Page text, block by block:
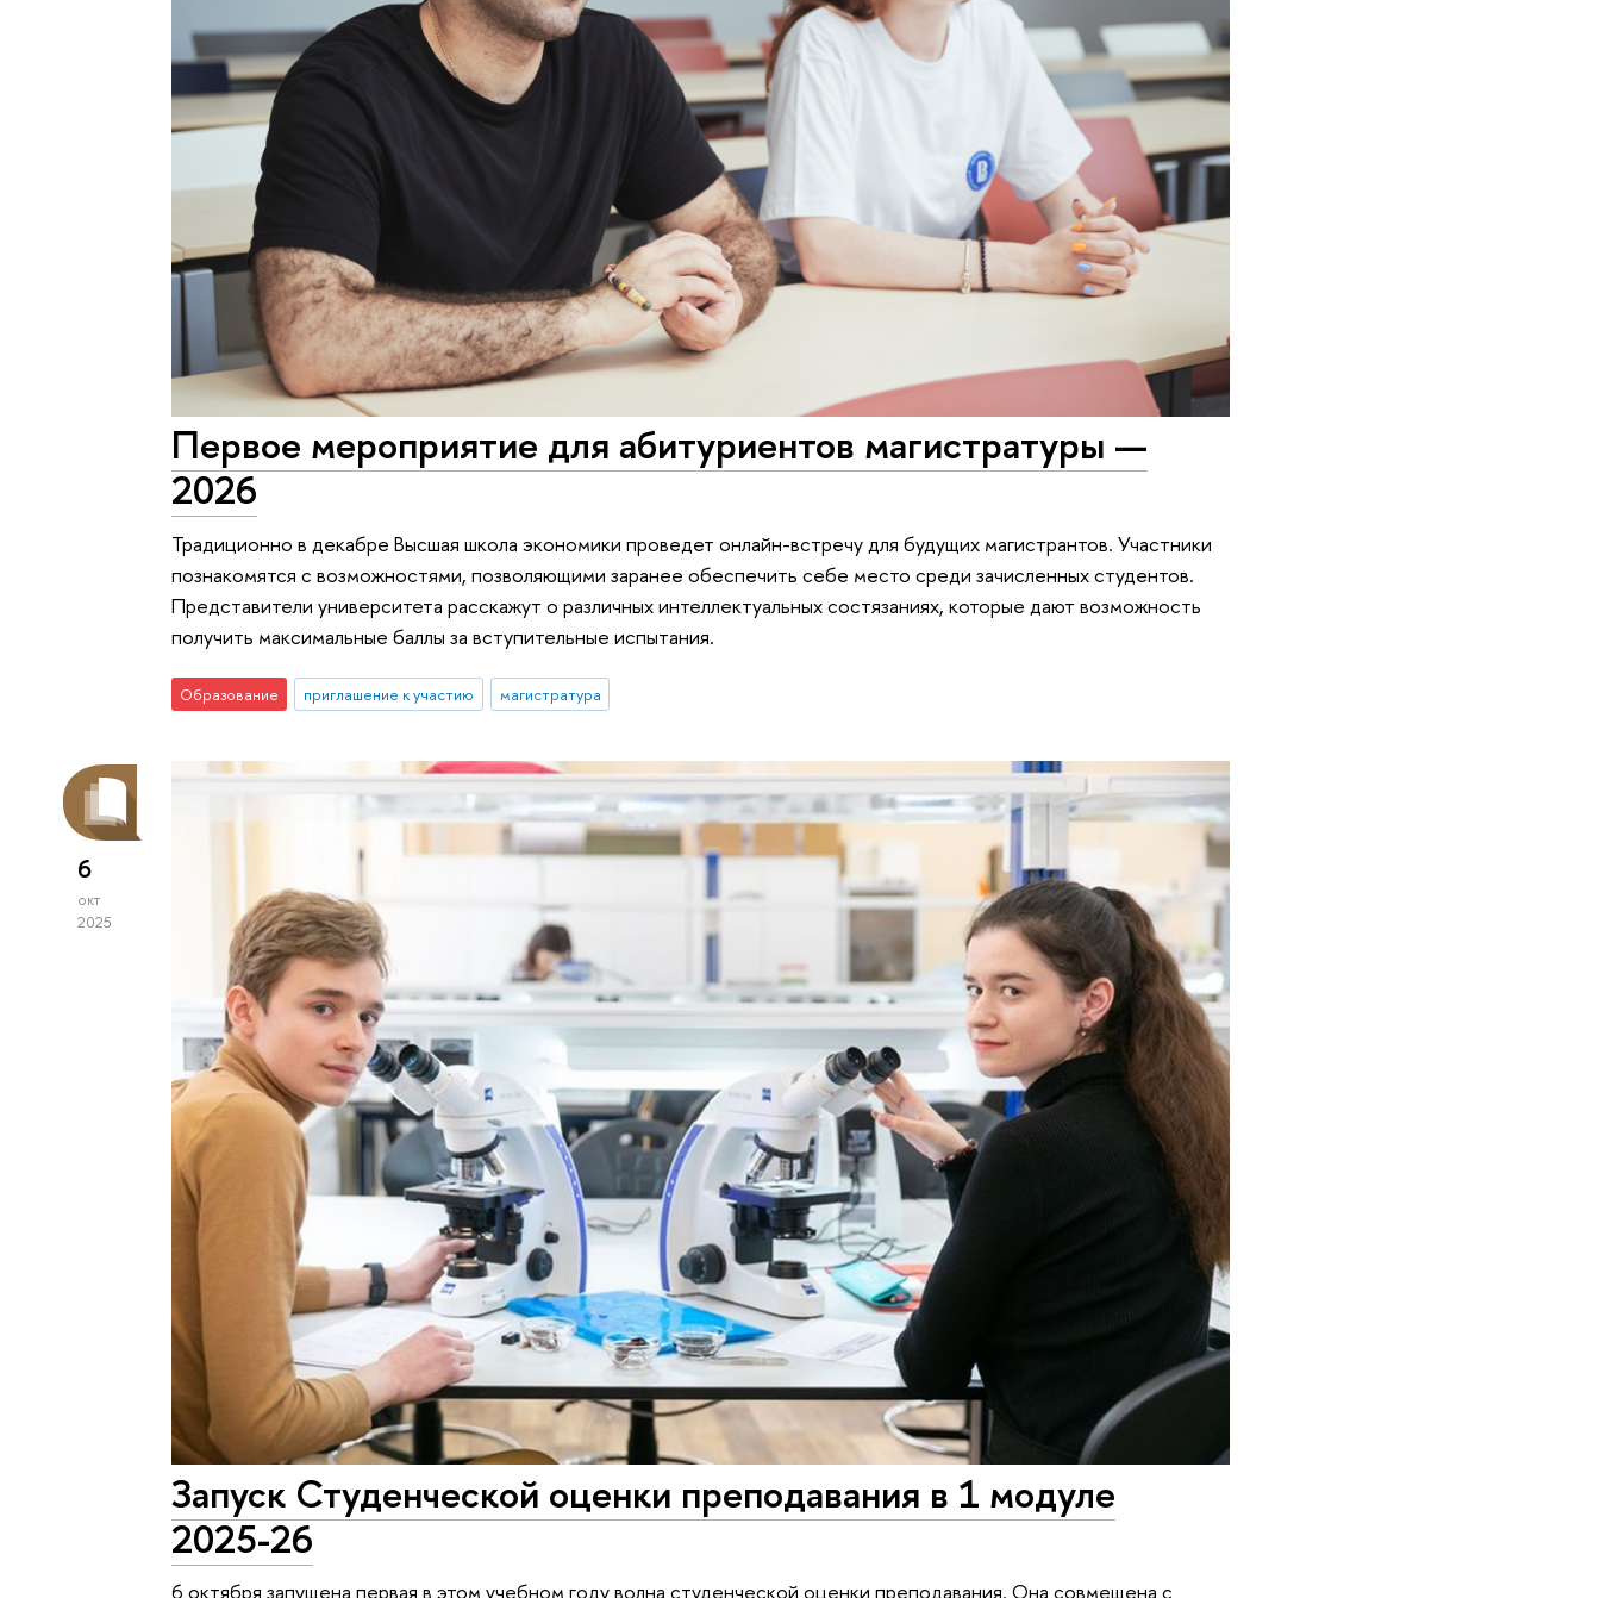
Первое мероприятие для абитуриентов магистратуры —
2026
Традиционно в декабре Высшая школа экономики проведет онлайн-встречу для будущих магистрантов. Участники
познакомятся с возможностями, позволяющими заранее обеспечить себе место среди зачисленных студентов.
Представители университета расскажут о различных интеллектуальных состязаниях, которые дают возможность
получить максимальные баллы за вступительные испытания.
Образование приглашение к участию магистратура
6
окт
2025
Запуск Студенческой оценки преподавания в 1 модуле
2025-26
6 октября запущена первая в этом учебном году волна студенческой оценки преподавания. Она совмещена с